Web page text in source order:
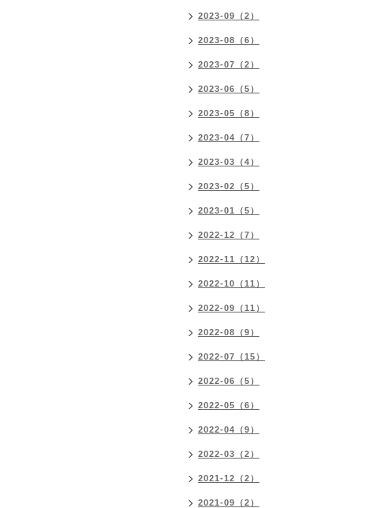
2023-09（2）
2023-08（6）
2023-07（2）
2023-06（5）
2023-05（8）
2023-04（7）
2023-03（4）
2023-02（5）
2023-01（5）
2022-12（7）
2022-11（12）
2022-10（11）
2022-09（11）
2022-08（9）
2022-07（15）
2022-06（5）
2022-05（6）
2022-04（9）
2022-03（2）
2021-12（2）
2021-09（2）